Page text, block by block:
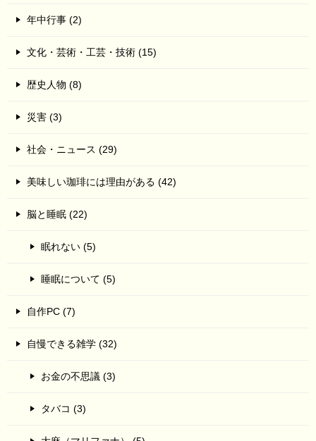
年中行事 (2)
文化・芸術・工芸・技術 (15)
歴史人物 (8)
災害 (3)
社会・ニュース (29)
美味しい珈琲には理由がある (42)
脳と睡眠 (22)
眠れない (5)
睡眠について (5)
自作PC (7)
自慢できる雑学 (32)
お金の不思議 (3)
タバコ (3)